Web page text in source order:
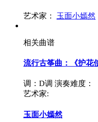
艺术家： 玉面小嫣然
相关曲谱
流行古筝曲：《护花
调：D调 演奏难度：
艺术家:
玉面小嫣然